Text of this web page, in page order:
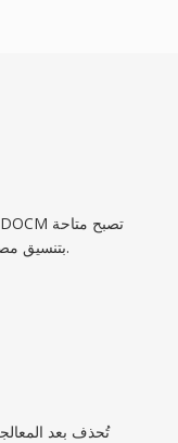
بتنسيق مصمم لضغط الصور ثنائية المستوى.